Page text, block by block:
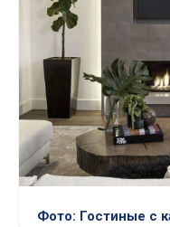
Фото: Гостиные с